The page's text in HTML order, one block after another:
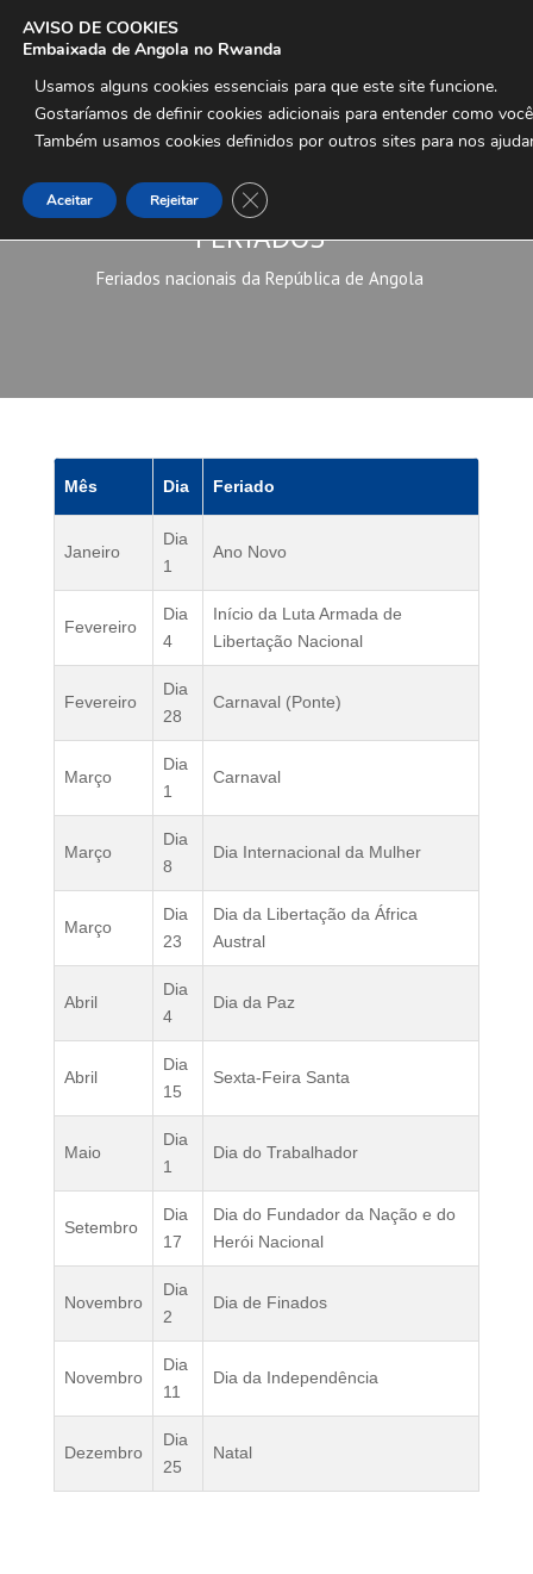
FERIADOS
Feriados nacionais da República de Angola
Mês Dia Feriado
Janeiro
Dia
1
Ano Novo
Fevereiro
Dia
4
Início da Luta Armada de
Libertação Nacional
Fevereiro
Dia
28
Carnaval (Ponte)
Março
Dia
1
Carnaval
Março
Dia
8
Dia Internacional da Mulher
Março
Dia
23
Dia da Libertação da África
Austral
Abril
Dia
4
Dia da Paz
Abril
Dia
15
Sexta-Feira Santa
Maio
Dia
1
Dia do Trabalhador
Setembro
Dia
17
Dia do Fundador da Nação e do
Herói Nacional
Novembro
Dia
2
Dia de Finados
Novembro
Dia
11
Dia da Independência
Dezembro
Dia
25
Natal
AVISO DE COOKIES
Embaixada de Angola no Rwanda
Usamos alguns cookies essenciais para que este site funcione.
Gostaríamos de definir cookies adicionais para entender como
Também usamos cookies definidos por outros sites para nos
Aceitar Rejeitar Close GDPR Cookie Banner